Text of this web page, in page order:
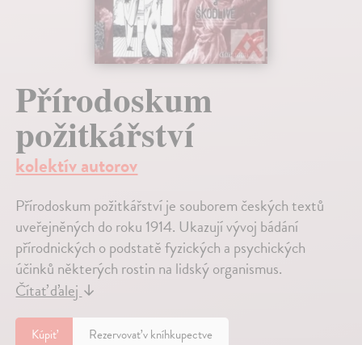
Přírodoskum
požitkářství
kolektív autorov
Přírodoskum požitkářství je souborem českých textů
uveřejněných do roku 1914. Ukazují vývoj bádání
přírodnických o podstatě fyzických a psychických
účinků některých rostin na lidský organismus.
Čítať ďalej↓
Kúpiť Rezervovať v kníhkupectve